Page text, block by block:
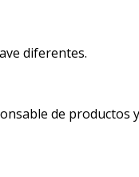
diferentes.
de productos